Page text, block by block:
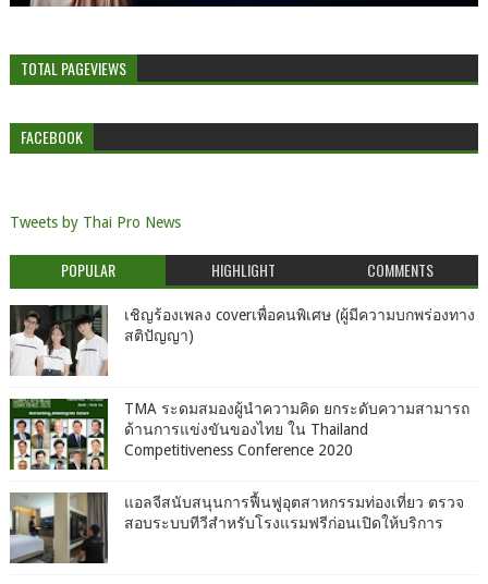
TOTAL PAGEVIEWS
FACEBOOK
Tweets by Thai Pro News
POPULAR HIGHLIGHT COMMENTS
เชิญร้องเพลง coverเพื่อคนพิเศษ (ผู้มีความบกพร่องทาง
สติปัญญา)
TMA ระดมสมองผู้นำความคิด ยกระดับความสามารถ
ด้านการแข่งขันของไทย ใน Thailand
Competitiveness Conference 2020
แอลจีสนับสนุนการฟื้นฟูอุตสาหกรรมท่องเที่ยว ตรวจ
สอบระบบทีวีสำหรับโรงแรมฟรีก่อนเปิดให้บริการ